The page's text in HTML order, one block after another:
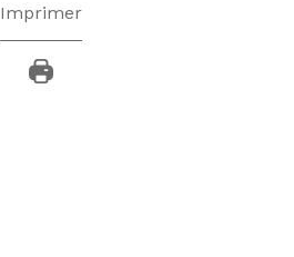
Imprimer